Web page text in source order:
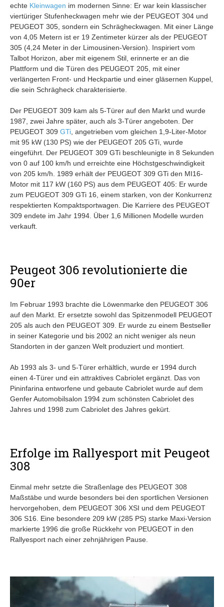
echte Kleinwagen im modernen Sinne: Er war kein klassischer
viertüriger Stufenheckwagen mehr wie der PEUGEOT 304 und
PEUGEOT 305, sondern ein Schrägheckwagen. Mit einer Länge
von 4,05 Metern ist er 19 Zentimeter kürzer als der PEUGEOT
305 (4,24 Meter in der Limousinen-Version). Inspiriert vom
Talbot Horizon, aber mit eigenem Stil, erinnerte er an die
Plattform und die Türen des PEUGEOT 205, mit einer
verlängerten Front- und Heckpartie und einer gläsernen Kuppel,
die sein Schrägheck charakterisierte.
Der PEUGEOT 309 kam als 5-Türer auf den Markt und wurde
1987, zwei Jahre später, auch als 3-Türer angeboten. Der
PEUGEOT 309 GTi , angetrieben vom gleichen 1,9-Liter-Motor
mit 95 kW (130 PS) wie der PEUGEOT 205 GTi, wurde
eingeführt. Der PEUGEOT 309 GTi beschleunigte in 8 Sekunden
von 0 auf 100 km/h und erreichte eine Höchstgeschwindigkeit
von 205 km/h. 1989 erhält der PEUGEOT 309 GTi den MI16-
Motor mit 117 kW (160 PS) aus dem PEUGEOT 405: Er wurde
zum PEUGEOT 309 GTi 16, einem starken, von der Konkurrenz
respektierten Kompaktsportwagen. Die Karriere des PEUGEOT
309 endete im Jahr 1994. Über 1,6 Millionen Modelle wurden
verkauft.
Peugeot 306 revolutionierte die
90er
Im Februar 1993 brachte die Löwenmarke den PEUGEOT 306
auf den Markt. Er ersetzte sowohl das Spitzenmodell PEUGEOT
205 als auch den PEUGEOT 309. Er wurde zu einem Bestseller
in seiner Kategorie und bis 2002 an nicht weniger als neun
Standorten in der ganzen Welt produziert und montiert.
Ab 1993 als 3- und 5-Türer erhältlich, wurde er 1994 durch
einen 4-Türer und ein attraktives Cabriolet ergänzt. Das von
Pininfarina entworfene und gebaute Cabriolet wurde auf dem
Genfer Automobilsalon 1994 zum schönsten Cabriolet des
Jahres und 1998 zum Cabriolet des Jahres gekürt.
Erfolge im Rallyesport mit Peugeot
308
Einmal mehr setzte die Straßenlage des PEUGEOT 308
Maßstäbe und wurde besonders bei den sportlichen Versionen
hervorgehoben, dem PEUGEOT 306 XSI und dem PEUGEOT
306 S16. Eine besondere 209 kW (285 PS) starke Maxi-Version
markierte 1996 die große Rückkehr von PEUGEOT in den
Rallyesport nach einer zehnjährigen Pause.